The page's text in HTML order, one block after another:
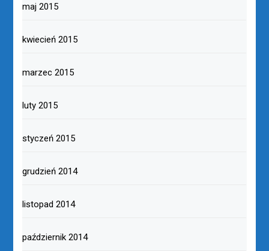
maj 2015
kwiecień 2015
marzec 2015
luty 2015
styczeń 2015
grudzień 2014
listopad 2014
październik 2014